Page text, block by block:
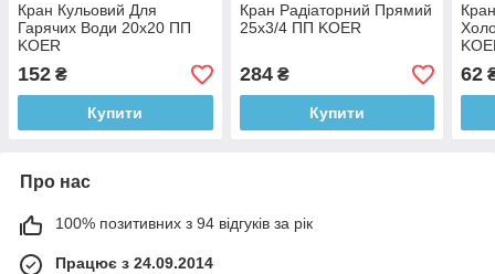
Кран Кульовий Для
Гарячих Води 20х20 ПП
KOER
152 ₴
Купити
Кран Радіаторний Прямий
25х3/4 ПП KOER
284₴
Купити
62
Про нас
100% позитивних з 94 відгуків за рік
Працює з 24.09.2014